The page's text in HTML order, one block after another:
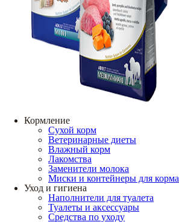
Кормление
Сухой корм
Ветеринарные диеты
Влажный корм
Лакомства
Заменители молока
Миски и контейнеры для корма
Уход и гигиена
Наполнители для туалета
Туалеты и аксессуары
Средства по уходу